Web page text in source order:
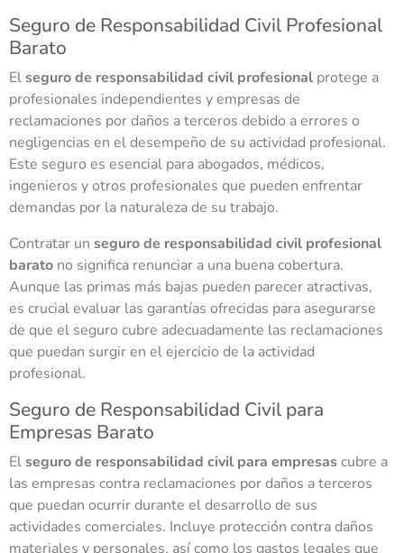
Seguro de Responsabilidad Civil Profesional
Barato
Elseguro de responsabilidad civil profesional protege a
profesionales independientes y empresas de
reclamaciones por daños a terceros debido a errores o
negligencias en el desempeño de su actividad profesional.
Este seguro es esencial para abogados, médicos,
ingenieros y otros profesionales que pueden enfrentar
demandas por la naturaleza de su trabajo.
Contratar un seguro de responsabilidad civil profesional
barato no significa renunciar a una buena cobertura.
Aunque las primas más bajas pueden parecer atractivas,
es crucial evaluar las garantías ofrecidas para asegurarse
de que el seguro cubre adecuadamente las reclamaciones
que puedan surgir en el ejercicio de la actividad
profesional.
Seguro de Responsabilidad Civil para
Empresas Barato
Elseguro de responsabilidad civil para empresascubre a
las empresas contra reclamaciones por daños a terceros
que puedan ocurrir durante el desarrollo de sus
actividades comerciales. Incluye protección contra daños
materiales y personales, así como los gastos legales que